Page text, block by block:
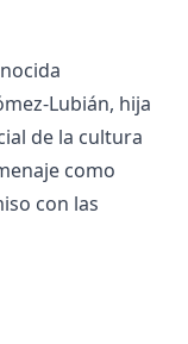
Lubián, hija
de la cultura
como
con las